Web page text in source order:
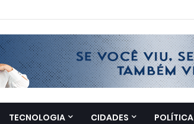
TECNOLOGIA CIDADES POLÍTICA